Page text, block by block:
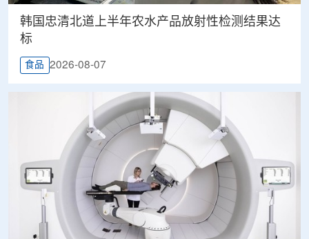
韩国忠清北道上半年农水产品放射性检测结果达
标
食品 2026-08-07